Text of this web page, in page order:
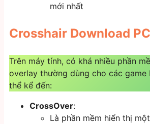
mới nhất
Crosshair Download PC
Trên máy tính, có khá nhiều phần
overlay thường dùng cho các game
thể kể đến:
CrossOver:
Là phần mềm hiển thị